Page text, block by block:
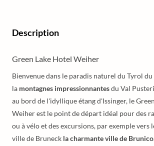
Description
Green Lake Hotel Weiher
Bienvenue dans le paradis naturel du Tyrol
la montagnes impressionnantesdu Val
au bord de l'idyllique étang d'Issinger, le
Weiher est le point de départ idéal pour des
ou à vélo et des excursions, par exemple vers
ville de Bruneck la charmante ville de Brunico